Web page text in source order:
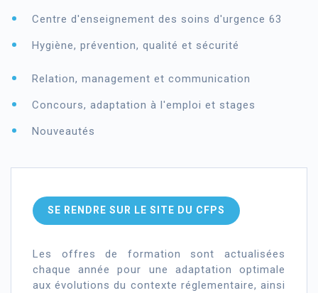
Centre d'enseignement des soins d'urgence 63
Hygiène, prévention, qualité et sécurité
Relation, management et communication
Concours, adaptation à l'emploi et stages
Nouveautés
SE RENDRE SUR LE SITE DU CFPS
Les offres de formation sont actualisées
chaque année pour une adaptation optimale
aux évolutions du contexte réglementaire, ainsi